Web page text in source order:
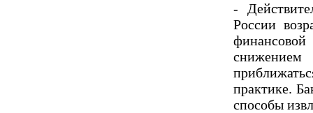
-
России
снижением
практике.
способы